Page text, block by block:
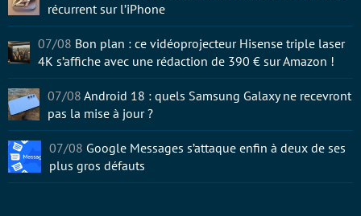
récurrent sur l’iPhone
07/08 Bon plan : ce vidéoprojecteur Hisense triple laser
4K s’affiche avec une rédaction de 390 € sur Amazon !
07/08 Android 18 : quels Samsung Galaxy ne recevront
pas la mise à jour ?
07/08 Google Messages s’attaque enfin à deux de ses
plus gros défauts